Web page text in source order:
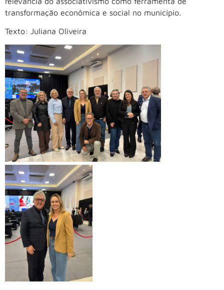
transformação econômica e social no município.
Texto: Juliana Oliveira